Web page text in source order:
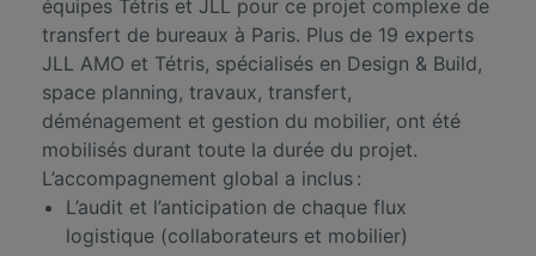
équipes Tétris et JLL pour ce projet complexe de
transfert de bureaux à Paris. Plus de 19 experts
JLL AMO et Tétris, spécialisés en Design & Build,
space planning, travaux,transfert,
déménagement et gestion du mobilier, ont été
mobilisés durant toute la durée du projet.
L’accompagnement global a inclus :
L’audit et l’anticipation de chaque flux
logistique (collaborateurs et mobilier)